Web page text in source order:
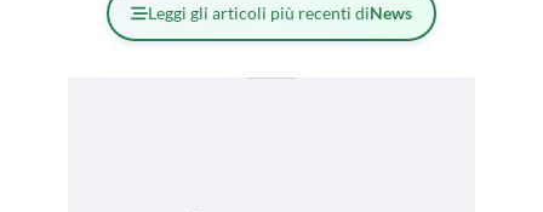
Leggi gli articoli più recenti diNews